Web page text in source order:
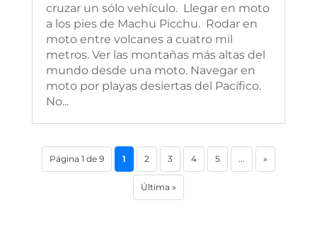
cruzar un sólo vehículo. Llegar en moto
a los pies de Machu Picchu. Rodar en
moto entre volcanes a cuatro mil
metros. Ver las montañas más altas del
mundo desde una moto. Navegar en
moto por playas desiertas del Pacífico.
No...
Página 1 de 9 1 2 3 4 5 ... »
Última »